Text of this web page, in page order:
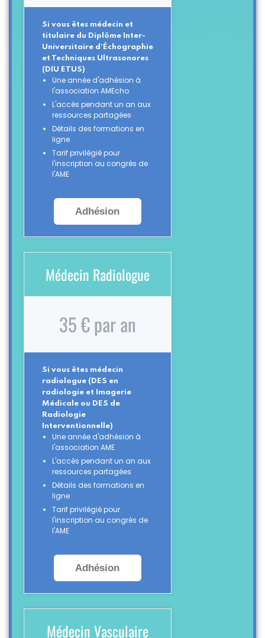
Si vous êtes médecin et
titulaire du Diplôme Inter-
Universitaire d’Échographie
et Techniques Ultrasonores
(DIU ETUS)
Une année d'adhésion à
l'association AMEcho
L'accès pendant un an aux
ressources partagées
Détails des formations en
ligne
Tarif privilégié pour
l'inscription au congrès de
l'AME
Adhésion
Médecin Radiologue
35 € par an
Si vous êtes médecin
radiologue (DES en
radiologie et Imagerie
Médicale ou DES de
Radiologie
Interventionnelle)
Une année d'adhésion à
l'association AME
L'accès pendant un an aux
ressources partagées
Détails des formations en
ligne
Tarif privilégié pour
l'inscription au congrès de
l'AME
Adhésion
Médecin Vasculaire